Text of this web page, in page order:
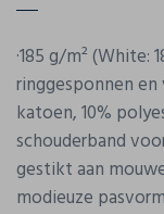
·185 g/m² (White:
ringgesponnen en
katoen, 10%
schouderband
gestikt aan
modieuze